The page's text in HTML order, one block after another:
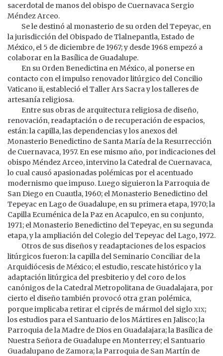
sacerdotal de manos del obispo de Cuernavaca Sergio
Méndez Arceo.
Se le destinó al monasterio de su orden del Tepeyac, en
la jurisdicción del Obispado de Tlalnepantla, Estado de
México, el 5 de diciembre de 1967; y desde 1968 empezó a
colaborar en la Basílica de Guadalupe.
En su Orden Benedictina en México, al ponerse en
contacto con el impulso renovador litúrgico del Concilio
Vaticano ii, estableció el Taller Ars Sacra y los talleres de
artesanía religiosa.
Entre sus obras de arquitectura religiosa de diseño,
renovación, readaptación o de recuperación de espacios,
están: la capilla, las dependencias y los anexos del
Monasterio Benedictino de Santa María de la Resurrección
de Cuernavaca, 1957. En ese mismo año, por indicaciones del
obispo Méndez Arceo, intervino la Catedral de Cuernavaca,
lo cual causó apasionadas polémicas por el acentuado
modernismo que impuso. Luego siguieron la Parroquia de
San Diego en Cuautla, 1960; el Monasterio Benedictino del
Tepeyac en Lago de Guadalupe, en su primera etapa, 1970; la
Capilla Ecuménica de la Paz en Acapulco, en su conjunto,
1971; el Monasterio Benedictino del Tepeyac, en su segunda
etapa, y la ampliación del Colegio del Tepeyac del Lago, 1972.
Otros de sus diseños y readaptaciones de los espacios
litúrgicos fueron: la capilla del Seminario Conciliar de la
Arquidiócesis de México; el estudio, rescate histórico y la
adaptación litúrgica del presbiterio y del coro de los
canónigos de la Catedral Metropolitana de Guadalajara, por
cierto el diseño también provocó otra gran polémica,
porque implicaba retirar el ciprés de mármol del siglo xix;
los estudios para el Santuario de los Mártires en Jalisco; la
Parroquia de la Madre de Dios en Guadalajara; la Basílica de
Nuestra Señora de Guadalupe en Monterrey; el Santuario
Guadalupano de Zamora; la Parroquia de San Martín de